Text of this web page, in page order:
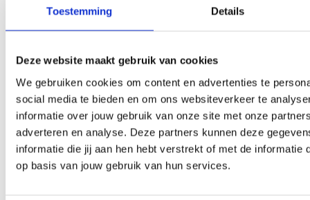
Toestemming Details
Deze website maakt gebruik van cookies
We gebruiken cookies om content en advertenties te
social media te bieden en om ons websiteverkeer te
informatie over jouw gebruik van onze site met onze
adverteren en analyse. Deze partners kunnen deze
informatie die jij aan hen hebt verstrekt of met de informatie
op basis van jouw gebruik van hun services.
Tot slot biedt het nieuwe thema materiaal
verschillende religies en
levensbeschouwingen. Niet als feitenlijstje
maar via verhalen, ervaringen en vragen. Denk
aan activiteiten waarin kinderen bespreken
wat rituelen betekenen of hoe feestdagen
verschillend kunnen zijn, zoals ‘Wij vieren
feest!, ‘Wat hoor ik nou?’ en ‘Geloof in de